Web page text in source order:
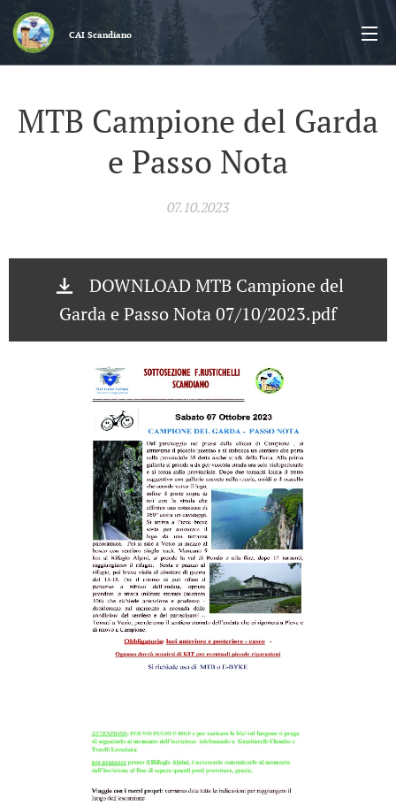
CAI Scandiano
MTB Campione del Garda
e Passo Nota
07.10.2023
DOWNLOAD MTB Campione del
Garda e Passo Nota 07/10/2023.pdf